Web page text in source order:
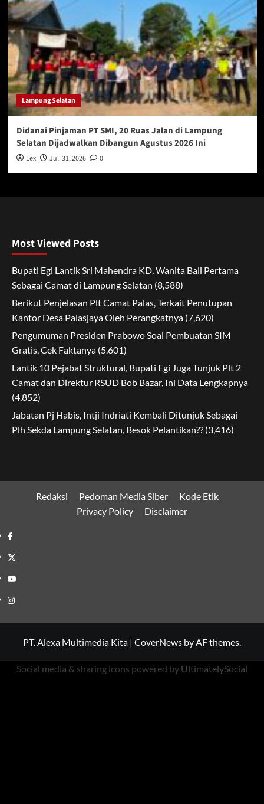
Lampung Selatan
Didanai Pinjaman PT SMI, 20 Ruas Jalan di Lampung
Selatan Dijadwalkan Dibangun Agustus 2026 Ini
Lex Juli 31, 2026 0
Most Viewed Posts
Bupati Egi Lantik Sri Mahendra KD, Wanita Bali Pertama
Sebagai Camat di Lampung Selatan (8,588)
Berikut Penjelasan Plt Camat Palas, Terkait Penutupan
Kantor Desa Palasjaya Oleh Perangkatnya (7,620)
Pengumuman Presiden Prabowo Soal Pembuatan SIM
Gratis, Cek Faktanya (5,601)
Lantik 10 Pejabat Struktural, Bupati Egi Juga Tunjuk Plt 2
Camat dan Direktur RSUD Bob Bazar, Ini Data Lengkapnya
(4,852)
Jabatan Pj Habis, Intji Indriati Kembali Ditunjuk Sebagai
Plh Sekda Lampung Selatan, Besok Pelantikan?? (3,416)
Redaksi Pedoman Media Siber
Kode Etik
Privacy Policy
Disclaimer
Facebook
Twitter
Youtube
Instagram
PT. Alexa Multimedia Kita | CoverNews by AF themes.
Social media & sharing icons powered by UltimatelySocial